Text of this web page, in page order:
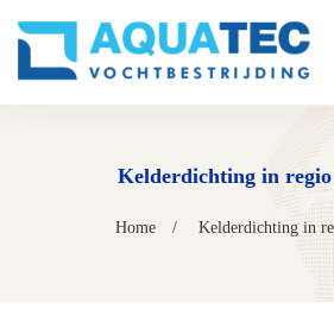
Kelderdichting in
Home Kelderdichting in